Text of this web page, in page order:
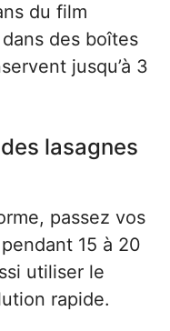
du film
des boîtes
jusqu’à 3
lasagnes
passez vos
15 à 20
utiliser le
rapide.